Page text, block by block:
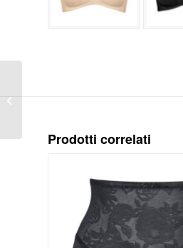
Prodotti correlati